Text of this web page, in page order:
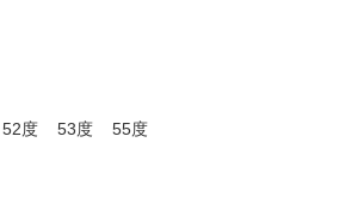
52度 53度
55度